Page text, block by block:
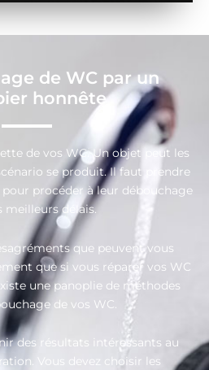
de WC par un
honnête
de vos WC. Un objet peut les
se produit. Il faut prendre
pour procéder à leur débouchage
meilleurs délais.
que peuvent vous
que si vous réparer vos WC
une panoplie de méthodes
de vos WC.
des résultats intéressants au
Vous devez choisir les